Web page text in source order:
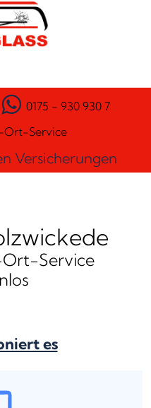
0175 - 930 930 7
Ort-Service
Versicherungen
Service
es